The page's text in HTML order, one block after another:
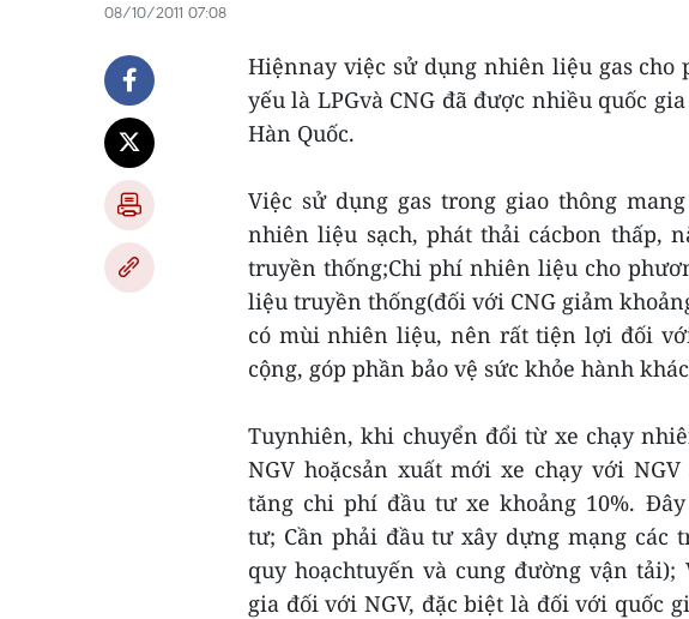
08/10/2011 07:08
Hiệnnay việc sử dụng nhiên liệu gas cho
yếu là LPGvà CNG đã được nhiều quốc
Hàn Quốc.
Việc sử dụng gas trong giao thông
nhiên liệu sạch, phát thải cácbon thấp,
truyền thống;Chi phí nhiên liệu cho
liệu truyền thống(đối với CNG giảm
có mùi nhiên liệu, nên rất tiện lợi đối
cộng, góp phần bảo vệ sức khỏe hành
Tuynhiên, khi chuyển đổi từ xe chạy
NGV hoặcsản xuất mới xe chạy với
tăng chi phí đầu tư xe khoảng 10%.
tư; Cần phải đầu tư xây dựng mạng các
quy hoạchtuyến và cung đường vận
gia đối với NGV, đặc biệt là đối với quốc